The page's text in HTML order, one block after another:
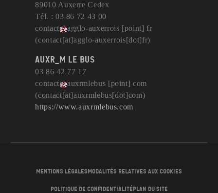
89010 Auxerre Cedex
Tél. : 03 86 72 43 00
contact
agglo-auxerrois [point] fr
(contact[at]agglo-auxerrois[dot]fr)
AuxR_M le bus
03 86 42 77 17
contact
auxrmlebus [point]com
(contact[at]auxrmlebus[dot]com)
https://www.auxrmlebus.com
Mentions légales Modalités relatives aux cookies
Politique de confidentialité Plan du site